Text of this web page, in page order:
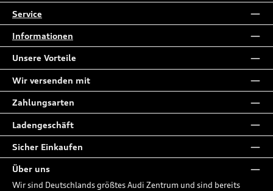
Service
Informationen
Unsere Vorteile
Wir versenden mit
Zahlungsarten
Ladengeschäft
Sicher Einkaufen
Über uns
Wir sind Deutschlands größtes Audi Zentrum und sind bereits